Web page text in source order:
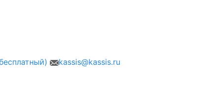
kassis@kassis.ru